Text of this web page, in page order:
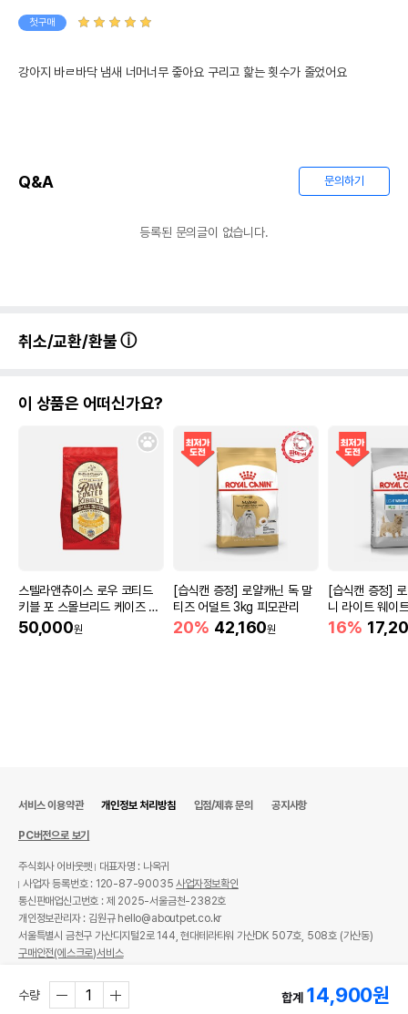
첫구매
강아지 바ㄹ바닥 냄새 너머너무 줗아요 구리고 핥는 횟수가 줄었어요
Q&A 문의하기
등록된 문의글이 없습니다.
취소/교환/환불
이 상품은 어떠신가요?
스텔라앤츄이스 로우 코티드
키블 포 스몰브리드 케이즈 프
리 치킨 1.6kg
50,000원
[습식캔 증정] 로얄캐닌 독 말
티즈 어덜트 3kg 피모관리
20% 42,160원
[습식캔 증정]
니 라이트 웨이
중조절
16%
수량 합계 14,900원
서비스 이용약관 개인정보 처리방침 입점/제휴 문의 공지사항
PC버전으로 보기
주식회사 어바웃펫
대표자명 : 나옥귀
사업자 등록번호 : 120-87-90035사업자정보확인
통신판매업신고번호 : 제 2025-서울금천-2382호
개인정보관리자 : 김원규 hello@aboutpet.co.kr
서울특별시 금천구 가산디지털2로 144, 현대테라타워 가산DK 507호, 508호 (가산동)
구매안전(에스크로)서비스